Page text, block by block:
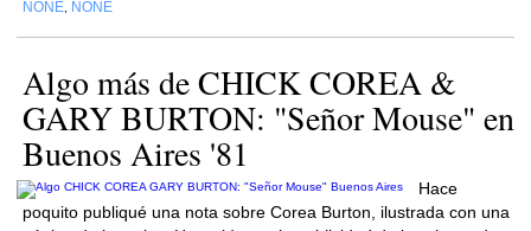
NONE NONE
Algo más de CHICK COREA &
GARY BURTON: "Señor Mouse" en
Buenos Aires '81
Hace
poquito publiqué una nota sobre Corea Burton, ilustrada con una